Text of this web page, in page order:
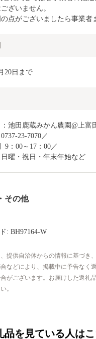
ざいません。
点がございましたら事業者
20日まで
池田鹿蔵みかん農園@上富
23-7070／
曜・祝日・年末年始など
その他
: BH97164-W
提供自治体からの情報に基づき
などにより、掲載中に予告なく
がございます。お届けした返礼
。
品を見ている人は